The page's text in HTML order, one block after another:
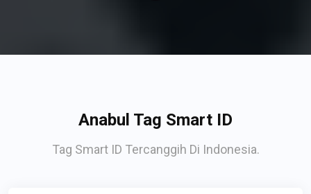
Anabul Tag Smart ID
Tag Smart ID Tercanggih Di Indonesia.